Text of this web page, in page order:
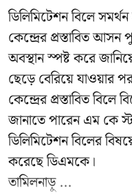
ডিলিমিটেশন বিলে
কেন্দ্রের প্রস্তাবিত আসন
অবস্থান স্পষ্ট করে
ছেড়ে বেরিয়ে যাওয়ার
কেন্দ্রের প্রস্তাবিত বিলে
জানাতে পারেন এম কে
ডিলিমিটেশন বিলের
করেছে ডিএমকে।
তামিলনাড়ু ...